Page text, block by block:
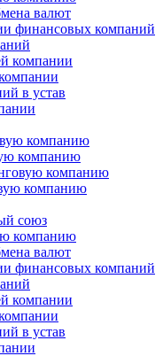
валют
финансовых компаний
компании
в устав
компанию
компанию
компанию
компанию
союз
компанию
валют
финансовых компаний
компании
в устав